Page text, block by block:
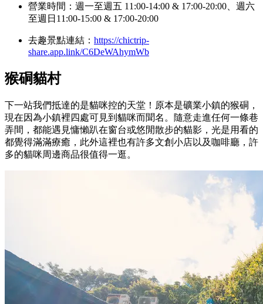
營業時間：週一至週五 11:00-14:00 & 17:00-20:00、週六
至週日11:00-15:00 & 17:00-20:00
去趣景點連結： https://chictrip-
share.app.link/C6DeWAhymWb
猴硐貓村
下一站我們抵達的是貓咪控的天堂！原本是礦業小鎮的猴硐，
現在因為小鎮裡四處可見到貓咪而聞名。隨意走進任何一條巷
弄間，都能遇見慵懶趴在窗台或悠閒散步的貓影，光是用看的
都覺得滿滿療癒，此外這裡也有許多文創小店以及咖啡廳，許
多的貓咪周邊商品很值得一逛。